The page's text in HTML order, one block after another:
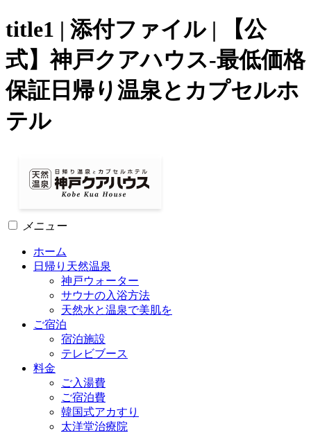
title1 | 添付ファイル | 【公
式】神戸クアハウス-最低価格
保証日帰り温泉とカプセルホ
テル
メニュー
ホーム
日帰り天然温泉
神戸ウォーター
サウナの入浴方法
天然水と温泉で美肌を
ご宿泊
宿泊施設
テレビブース
料金
ご入湯費
ご宿泊費
韓国式アカすり
太洋堂治療院